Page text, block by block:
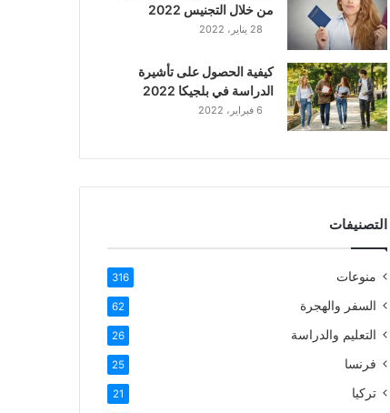
ر
ب
ي
ة
من خلال التجنيس 2022
28 يناير، 2022
كيفية الحصول على تأشيرة
الدراسة في بلجيكا 2022
6 فبراير، 2022
التصنيفات
منوعات 316
السفر والهجرة 62
التعليم والدراسة 26
فرنسا 25
تركيا 21